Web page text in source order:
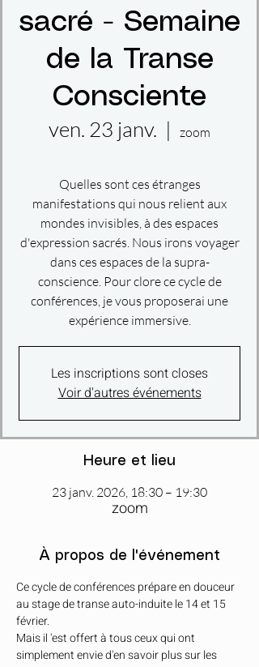
sacré - Semaine
de la Transe
Consciente
ven. 23 janv.
  |
zoom
Quelles sont ces étranges
manifestations qui nous relient aux
mondes invisibles, à des espaces
d'expression sacrés. Nous irons voyager
dans ces espaces de la supra-
conscience. Pour clore ce cycle de
conférences, je vous proposerai une
expérience immersive.
Les inscriptions sont closes
Voir d'autres événements
Heure et lieu
23 janv. 2026, 18:30 – 19:30
zoom
À propos de l'événement
Ce cycle de conférences prépare en douceur
au stage de transe auto-induite le 14 et 15
février.
Mais il 'est offert à tous ceux qui ont
simplement envie d'en savoir plus sur les